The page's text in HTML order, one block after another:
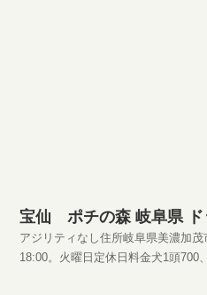
宝仙 ポチの森 岐阜県 ド
アジリティなし住所岐阜県美濃加
18:00。火曜日定休日料金犬1頭700